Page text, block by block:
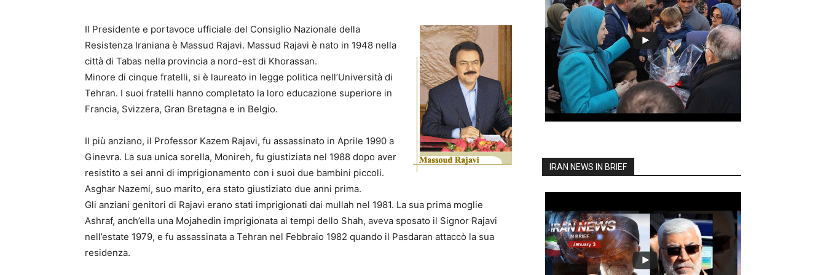
Il Presidente e portavoce ufficiale del Consiglio Nazionale della
Resistenza Iraniana è Massud Rajavi. Massud Rajavi è nato in 1948 nella
città di Tabas nella provincia a nord-est di Khorassan.
Minore di cinque fratelli, si è laureato in legge politica nell’Università di
Tehran. I suoi fratelli hanno completato la loro educazione superiore in
Francia, Svizzera, Gran Bretagna e in Belgio.
Il più anziano, il Professor Kazem Rajavi, fu assassinato in Aprile 1990 a
Ginevra. La sua unica sorella, Monireh, fu giustiziata nel 1988 dopo aver
resistito a sei anni di imprigionamento con i suoi due bambini piccoli.
Asghar Nazemi, suo marito, era stato giustiziato due anni prima.
Gli anziani genitori di Rajavi erano stati imprigionati dai mullah nel 1981. La sua prima moglie
Ashraf, anch’ella una Mojahedin imprigionata ai tempi dello Shah, aveva sposato il Signor Rajavi
nell’estate 1979, e fu assassinata a Tehran nel Febbraio 1982 quando il Pasdaran attaccò la sua
residenza.
IRAN NEWS IN BRIEF